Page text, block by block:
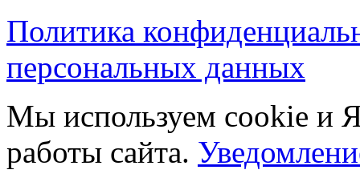
Политика
персональных данных
Мы используем cookie и
работы сайта.